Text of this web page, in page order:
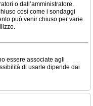
o dall’amministratore.
così come i sondaggi
può venir chiuso per varie
essere associate agli
di usarle dipende dai